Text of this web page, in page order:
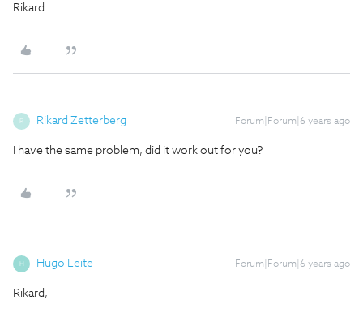
Rikard
R Rikard Zetterberg Forum|Forum|6 years ago
I have the same problem, did it work out for you?
Hugo Leite Forum|Forum|6 years ago
Rikard,